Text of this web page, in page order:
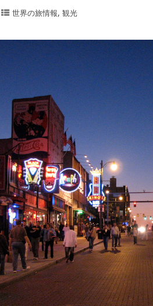
世界の旅情報,観光